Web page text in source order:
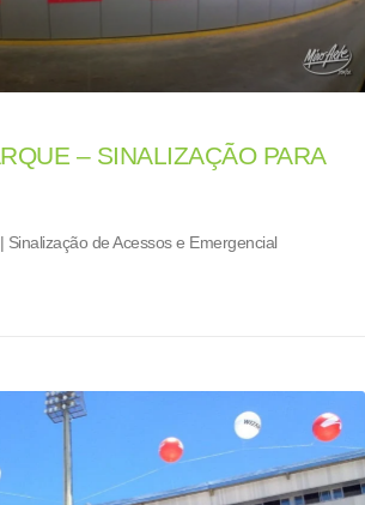
– SINALIZAÇÃO PARA
Sinalização de Acessos e Emergencial